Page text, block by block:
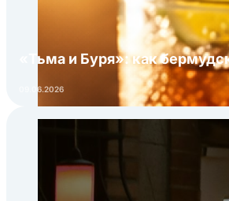
«Тьма и Буря»: как
09.06.2026